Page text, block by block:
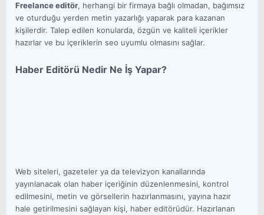
Freelance editör, herhangi bir firmaya bağlı olmadan, bağımsız
ve oturduğu yerden metin yazarlığı yaparak para kazanan
kişilerdir. Talep edilen konularda, özgün ve kaliteli içerikler
hazırlar ve bu içeriklerin seo uyumlu olmasını sağlar.
Haber Editörü Nedir Ne İş Yapar?
Web siteleri, gazeteler ya da televizyon kanallarında
yayınlanacak olan haber içeriğinin düzenlenmesini, kontrol
edilmesini, metin ve görsellerin hazırlanmasını, yayına hazır
hale getirilmesini sağlayan kişi, haber editörüdür. Hazırlanan